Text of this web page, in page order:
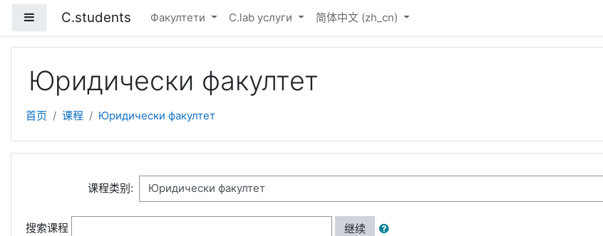
停靠面板C.students Факултети C.lab услуги 简体中文 ‎(zh_cn)‎
Юридически факултет
首页 课程 Юридически факултет
课程类别:
搜索课程 继续